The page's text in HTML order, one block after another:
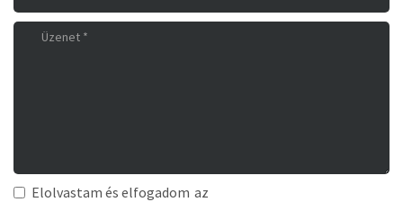
Elolvastam és elfogadom az